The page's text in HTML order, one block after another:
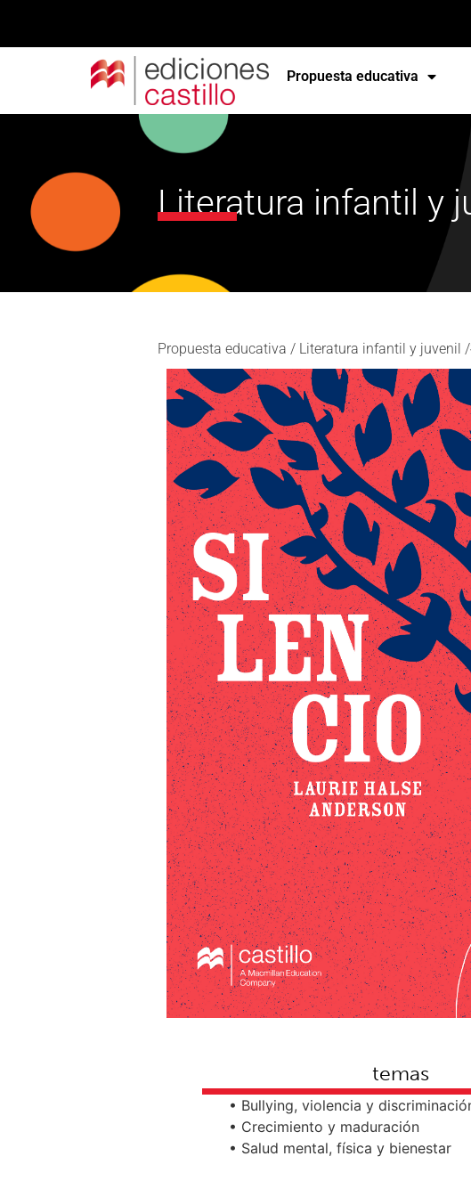
Propuesta educativa
Literatura infantil y
Propuesta educativa / Literatura infantil y juvenil /
temas
• Bullying, violencia y
• Crecimiento y maduración
• Salud mental, física y bienestar